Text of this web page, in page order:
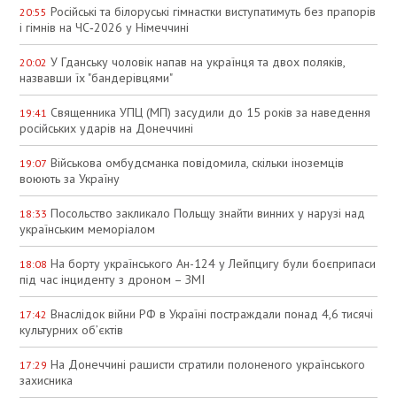
20:55 Російські та білоруські гімнастки виступатимуть без прапорів
і гімнів на ЧС‑2026 у Німеччині
20:02 У Гданську чоловік напав на українця та двох поляків,
назвавши їх "бандерівцями"
19:41 Священника УПЦ (МП) засудили до 15 років за наведення
російських ударів на Донеччині
19:07 Військова омбудсманка повідомила, скільки іноземців
воюють за Україну
18:33 Посольство закликало Польщу знайти винних у нарузі над
українським меморіалом
18:08 На борту українського Ан-124 у Лейпцигу були боєприпаси
під час інциденту з дроном – ЗМІ
17:42 Внаслідок війни РФ в Україні постраждали понад 4,6 тисячі
культурних об’єктів
17:29 На Донеччині рашисти стратили полоненого українського
захисника